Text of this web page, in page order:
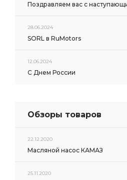
Поздравляем вас с
28.06.2024
SORL в RuMotors
12.06.2024
С Днем России
Обзоры товаров
22.12.2020
Масляной насос КАМАЗ
25.11.2020